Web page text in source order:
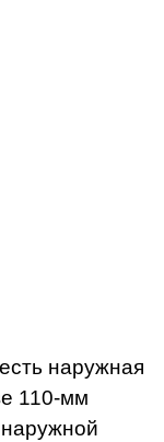
наружная
110-мм